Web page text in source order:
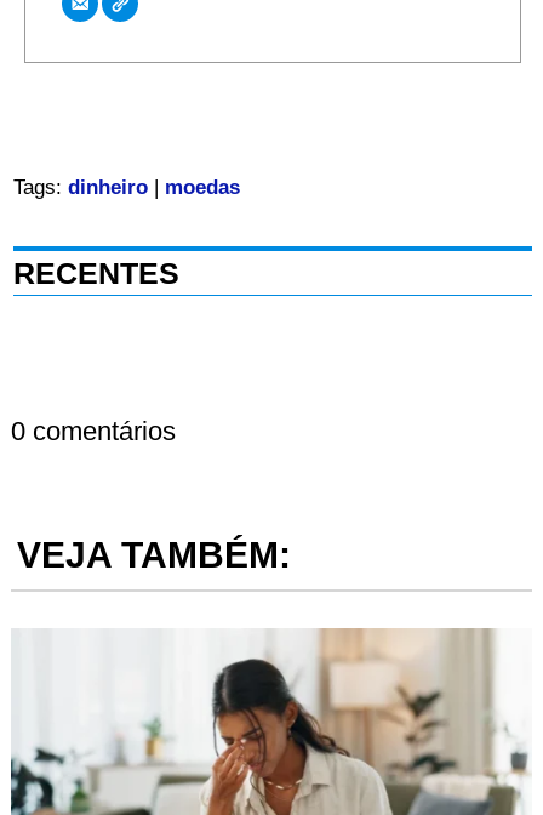
Tags: dinheiro| moedas
RECENTES
0 comentários
VEJA TAMBÉM: